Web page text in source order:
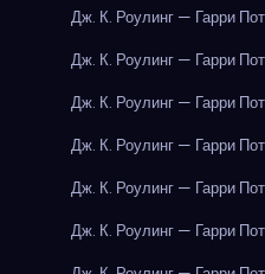
Дж. К. Роулинг — Гарри
Дж. К. Роулинг — Гарри
Дж. К. Роулинг — Гарри
Дж. К. Роулинг — Гарри
Дж. К. Роулинг — Гарри
Дж. К. Роулинг — Гарри